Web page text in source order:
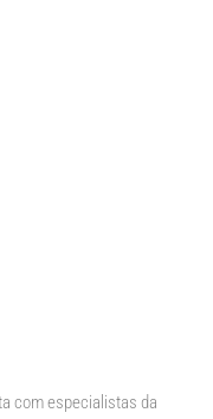
com especialistas da